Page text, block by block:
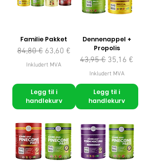
Familie Pakket
Vanlig pris
84,80 € Salgspris
63,60 €
Inkludert MVA
Legg til i
handlekurv
Dennenappel +
Propolis
Vanlig pris
43,95 € Salgspris
35,16 €
Inkludert MVA
Legg til i
handlekurv